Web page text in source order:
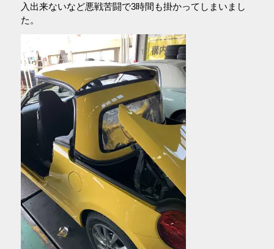
入出来ないなど悪戦苦闘で3時間も掛かってしまいまし
た。